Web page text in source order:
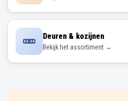
Deuren & kozijnen
Bekijk het assortiment →